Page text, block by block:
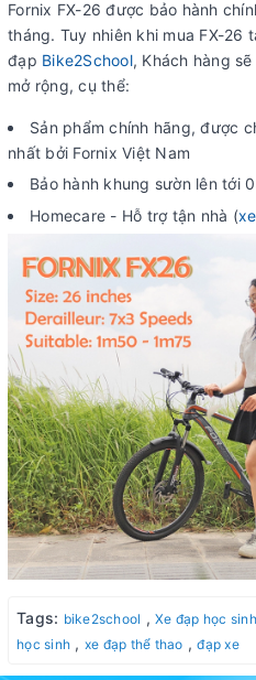
Fornix FX-26 được bảo hành
tháng. Tuy nhiên khi mua FX-26
đạp Bike2School, Khách hàng
mở rộng, cụ thể:
Sản phẩm chính hãng, được
nhất bởi Fornix Việt Nam
Bảo hành khung sườn lên tới
Homecare - Hỗ trợ tận nhà (
Tags: bike2school , Xe đạp học sinh
học sinh , xe đạp thể thao ,đạp xe